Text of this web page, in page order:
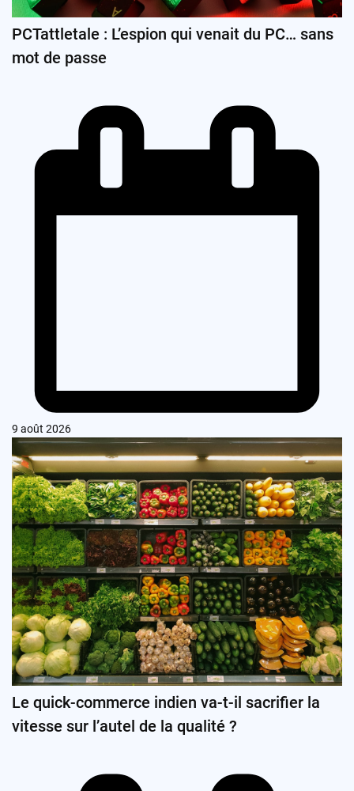
PCTattletale : L’espion qui venait du PC… sans
mot de passe
9 août 2026
Le quick-commerce indien va-t-il sacrifier la
vitesse sur l’autel de la qualité ?